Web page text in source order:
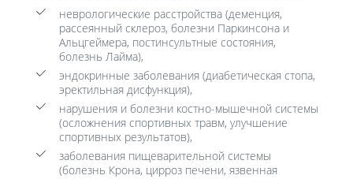
неврологические расстройства (деменция,
рассеянный склероз, болезни Паркинсона и
Альцгеймера, постинсультные состояния,
болезнь Лайма),
эндокринные заболевания (диабетическая стопа,
эректильная дисфункция),
нарушения и болезни костно-мышечной системы
(осложнения спортивных травм, улучшение
спортивных результатов),
заболевания пищеварительной системы
(болезнь Крона, цирроз печени, язвенная